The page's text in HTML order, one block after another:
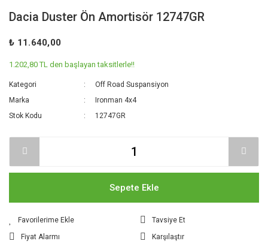
Dacia Duster Ön Amortisör 12747GR
₺ 11.640,00
1.202,80 TL den başlayan taksitlerle!!
Kategori
Off Road Suspansiyon
Marka
Ironman 4x4
Stok Kodu
12747GR
Sepete Ekle
Tavsiye Et
Fiyat Alarmı
Karşılaştır